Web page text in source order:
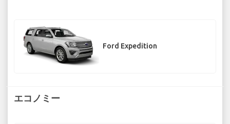
Ford Expedition
エコノミー